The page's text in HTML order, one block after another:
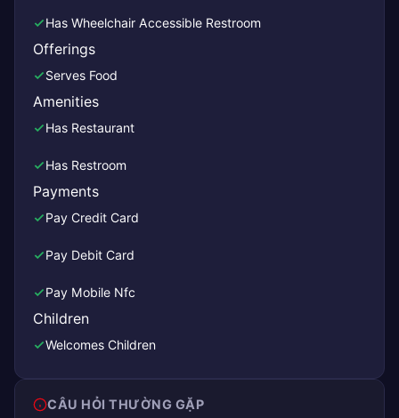
Has Wheelchair Accessible Restroom
Offerings
Serves Food
Amenities
Has Restaurant
Has Restroom
Payments
Pay Credit Card
Pay Debit Card
Pay Mobile Nfc
Children
Welcomes Children
CÂU HỎI THƯỜNG GẶP